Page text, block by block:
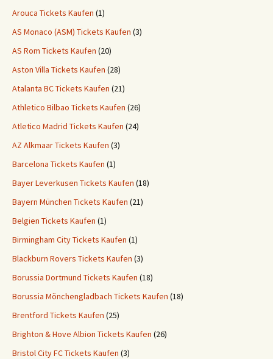
Arouca Tickets Kaufen (1)
AS Monaco (ASM) Tickets Kaufen (3)
AS Rom Tickets Kaufen (20)
Aston Villa Tickets Kaufen (28)
Atalanta BC Tickets Kaufen (21)
Athletico Bilbao Tickets Kaufen (26)
Atletico Madrid Tickets Kaufen (24)
AZ Alkmaar Tickets Kaufen (3)
Barcelona Tickets Kaufen (1)
Bayer Leverkusen Tickets Kaufen (18)
Bayern München Tickets Kaufen (21)
Belgien Tickets Kaufen (1)
Birmingham City Tickets Kaufen (1)
Blackburn Rovers Tickets Kaufen (3)
Borussia Dortmund Tickets Kaufen (18)
Borussia Mönchengladbach Tickets Kaufen (18)
Brentford Tickets Kaufen (25)
Brighton & Hove Albion Tickets Kaufen (26)
Bristol City FC Tickets Kaufen (3)